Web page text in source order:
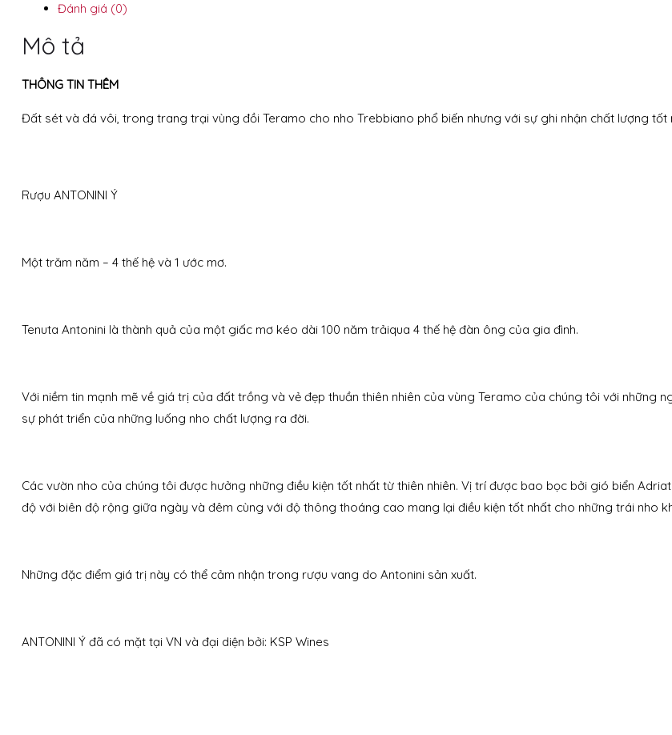
Đánh giá (0)
Mô tả
THÔNG TIN THÊM
Đất sét và đá vôi, trong trang trại vùng đồi Teramo cho nho Trebbiano phổ biến nhưng với sự ghi nhận chất lượng
Rượu ANTONINI Ý
Một trăm năm – 4 thế hệ và 1 ước mơ.
Tenuta Antonini là thành quả của một giấc mơ kéo dài 100 năm trảiqua 4 thế hệ đàn ông của gia đình.
Với niềm tin mạnh mẽ về giá trị của đất trồng và vẻ đẹp thuần thiên nhiên của vùng Teramo của chúng tôi với những
sự phát triển của những luống nho chất lượng ra đời.
Các vườn nho của chúng tôi được hưởng những điều kiện tốt nhất từ thiên nhiên. Vị trí được bao bọc bởi gió biển
độ với biên độ rộng giữa ngày và đêm cùng với độ thông thoáng cao mang lại điều kiện tốt nhất cho những trái nho
Những đặc điểm giá trị này có thể cảm nhận trong rượu vang do Antonini sản xuất.
ANTONINI Ý đã có mặt tại VN và đại diện bởi: KSP Wines